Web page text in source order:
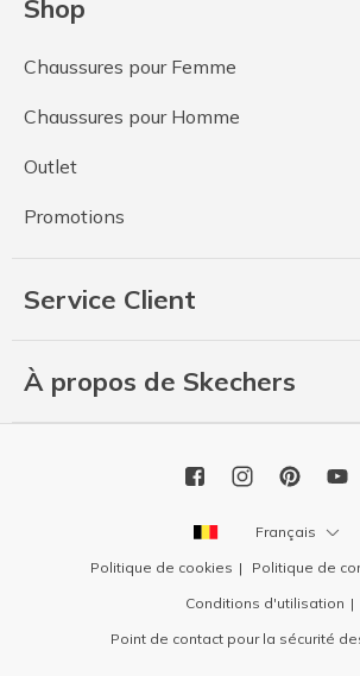
Shop
Chaussures pour Femme
Chaussures pour Homme
Outlet
Promotions
Service Client
À propos de Skechers
Français
Politique de cookies
Politique de
Conditions d'utilisation
Point de contact pour la sécurité